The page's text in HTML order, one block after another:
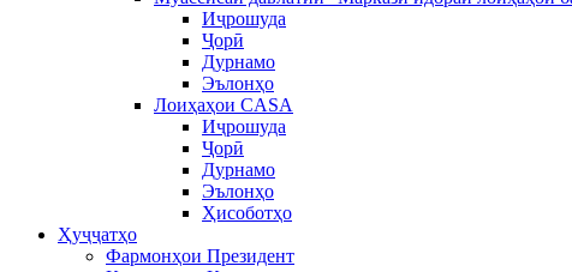
Иҷрошуда
Ҷорӣ
Дурнамо
Эълонҳо
Лоиҳаҳои CASA
Иҷрошуда
Ҷорӣ
Дурнамо
Эълонҳо
Ҳисоботҳо
Ҳуҷҷатҳо
Фармонҳои Президент